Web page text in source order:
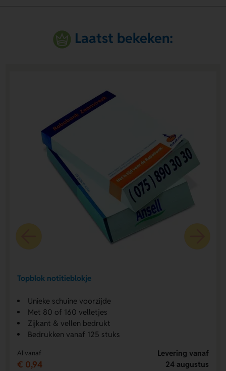
Laatst bekeken:
Topblok notitieblokje
Unieke schuine voorzijde
Met 80 of 160 velletjes
Zijkant & vellen bedrukt
Bedrukken vanaf 125 stuks
Al vanaf
€ 0,94
Levering vanaf
24 augustus